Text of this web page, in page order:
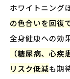
ホワイトニング
の色合いを回復
全身健康への効
（糖尿病、心
リスク低減も期